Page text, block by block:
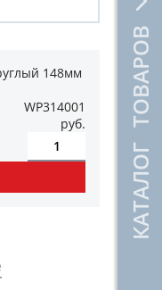
КАТАЛОГ ТОВАРОВ
148мм
WP314001
руб.